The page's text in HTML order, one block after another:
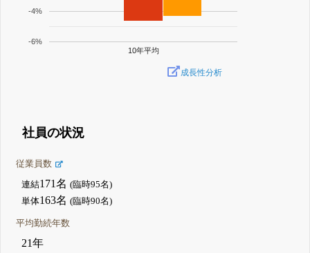
10年平均
-6%
-4%
成長性分析
社員の状況
従業員数
連結171名(臨時95名)
単体163名(臨時90名)
平均勤続年数
21年